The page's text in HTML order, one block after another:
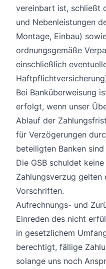
vereinbart ist, schließt
und Nebenleistungen
Montage, Einbau)
ordnungsgemäße
einschließlich
Bei Banküberweisung
erfolgt, wenn unser
Ablauf der
für Verzögerungen
beteiligten Banken
Die GSB schuldet
Zahlungsverzug gelten
Vorschriften.
Aufrechnungs- und
Einreden des nicht
in gesetzlichem
berechtigt, fällige
solange uns noch